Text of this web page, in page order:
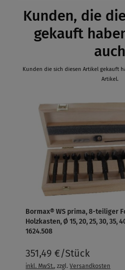
Kunden, die
gekauft
auch
Kunden die sich diesen Artikel gekauft
Artikel.
Bormax® WS prima, 8-teiliger
Holzkasten, Ø 15, 20, 25, 30, 35,
1624.508
351,49 €/Stück
inkl. MwSt., zzgl.Versandkosten